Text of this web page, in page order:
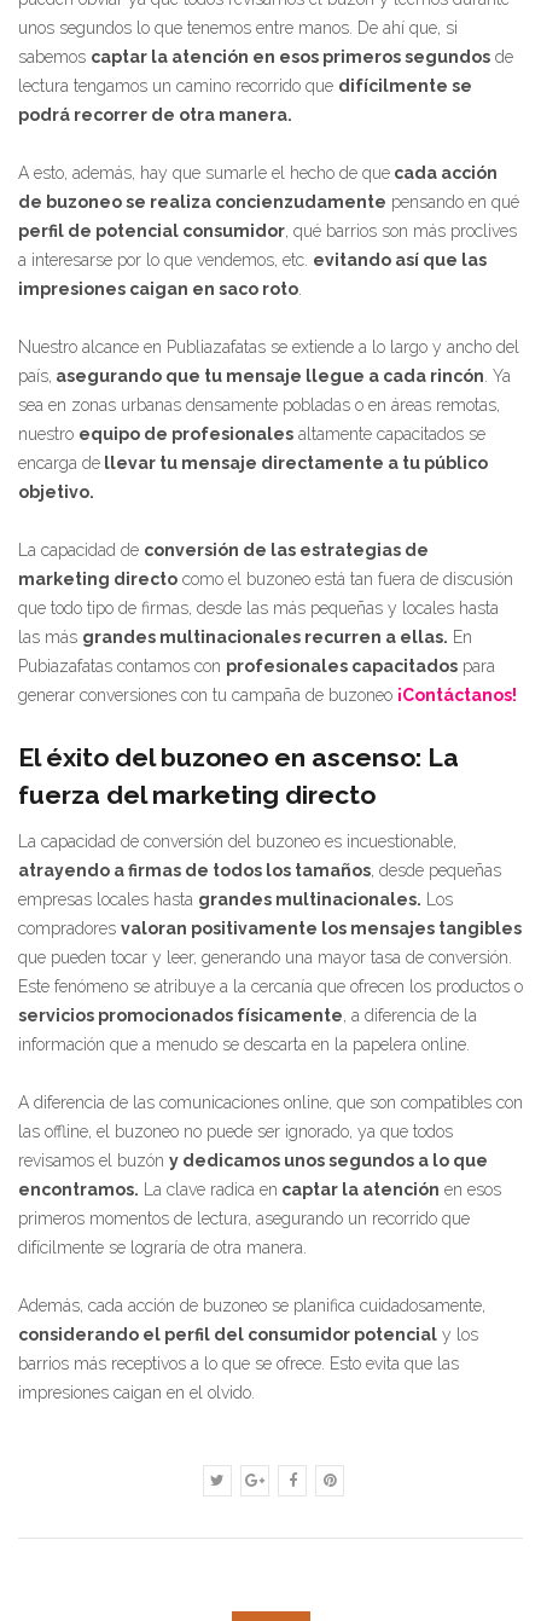
unos segundos lo que tenemos entre manos. De ahí que, si
sabemos captar la atención en esos primeros segundos de
lectura tengamos un camino recorrido que difícilmente se
podrá recorrer de otra manera.
A esto, además, hay que sumarle el hecho de que cada acción
de buzoneo se realiza concienzudamente pensando en qué
perfil de potencial consumidor , qué barrios son más proclives
a interesarse por lo que vendemos, etc. evitando así que las
impresiones caigan en saco roto
Nuestro alcance en Publiazafatas se extiende a lo largo y ancho del
país, asegurando que tu mensaje llegue a cada rincón . Ya
sea en zonas urbanas densamente pobladas o en áreas remotas,
nuestro equipo de profesionales altamente capacitados se
encarga de llevar tu mensaje directamente a tu público
objetivo.
La capacidad de conversión de las estrategias de
marketing directo como el buzoneo está tan fuera de discusión
que todo tipo de firmas, desde las más pequeñas y locales hasta
las más grandes multinacionales recurren a ellas. En
Pubiazafatas contamos con profesionales capacitados para
generar conversiones con tu campaña de buzoneo ¡Contáctanos!
El éxito del buzoneo en ascenso: La
fuerza del marketing directo
La capacidad de conversión del buzoneo es incuestionable,
atrayendo a firmas de todos los tamaños, desde pequeñas
empresas locales hasta grandes multinacionales. Los
compradores valoran positivamente los mensajes tangibles
que pueden tocar y leer, generando una mayor tasa de conversión.
Este fenómeno se atribuye a la cercanía que ofrecen los productos o
servicios promocionados físicamente, a diferencia de la
información que a menudo se descarta en la papelera online.
A diferencia de las comunicaciones online, que son compatibles con
las offline, el buzoneo no puede ser ignorado, ya que todos
revisamos el buzón y dedicamos unos segundos a lo que
encontramos. La clave radica en captar la atención en esos
primeros momentos de lectura, asegurando un recorrido que
difícilmente se lograría de otra manera.
Además, cada acción de buzoneo se planifica cuidadosamente,
considerando el perfil del consumidor potencial y los
barrios más receptivos a lo que se ofrece. Esto evita que las
impresiones caigan en el olvido.